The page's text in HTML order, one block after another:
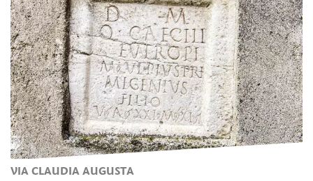
VIA CLAUDIA AUGUSTA